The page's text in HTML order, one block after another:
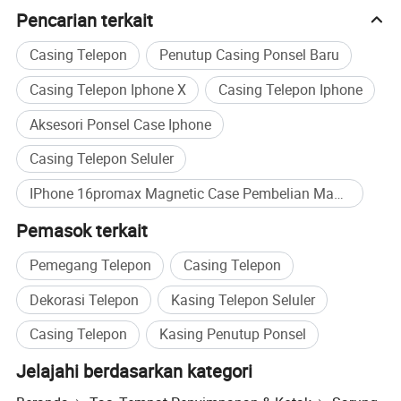
J: T/T, paypal, Serikat buruh bagian barat, pembayaran
yang aman, toko perdagangan dll.
Kuartal 4: Apa paket produk Anda?
A: Paket ritel.
T5: Berapa lama waktu yang menjadi awal produksi
masal?
A: Sekitar 3 hari.
A: Muatan tergantung pada ukuran berat & kemasan dan
area Anda.
Q7: Dapatkah saya mengunjungi pabrik Anda?
J: Kami menantikan kedatangan Anda, dan Cina adalah
Pencarian terkait
Casing Telepon
Penutup Casing Ponsel Baru
Casing Telepon Iphone X
Casing Telepon Iphone
Aksesori Ponsel Case Iphone
Casing Telepon Seluler
IPhone 16promax Magnetic Case Pembelian Massal
Pemasok terkait
Pemegang Telepon
Casing Telepon
Dekorasi Telepon
Kasing Telepon Seluler
Casing Telepon
Kasing Penutup Ponsel
Jelajahi berdasarkan kategori